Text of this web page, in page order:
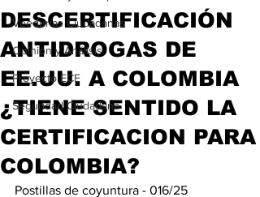
Veedurías Ciudadanas
Opinión y Análisis
Proyecto ECE
Seguridad Ciudadana
DESCERTIFICACIÓN
ANTIDROGAS DE
EE.UU. A COLOMBIA
¿TIENE SENTIDO LA
CERTIFICACION PARA
COLOMBIA?
Postillas de coyuntura - 016/25